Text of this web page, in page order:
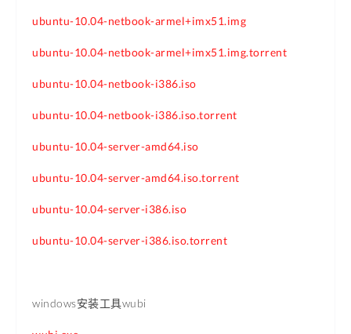
ubuntu-10.04-netbook-armel+imx51.img
ubuntu-10.04-netbook-armel+imx51.img.torrent
ubuntu-10.04-netbook-i386.iso
ubuntu-10.04-netbook-i386.iso.torrent
ubuntu-10.04-server-amd64.iso
ubuntu-10.04-server-amd64.iso.torrent
ubuntu-10.04-server-i386.iso
ubuntu-10.04-server-i386.iso.torrent
windows安装工具wubi